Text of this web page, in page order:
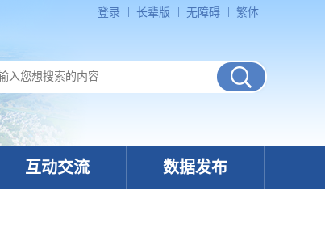
登录 长辈版 无障碍 繁体
互动交流 数据发布